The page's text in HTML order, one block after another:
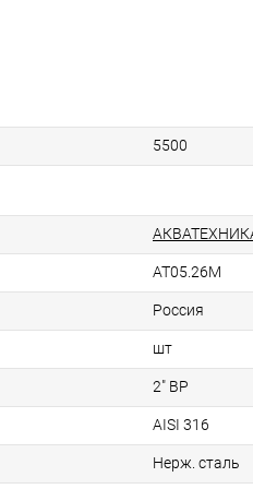
5500
AT05.26M
Россия
шт
2" ВР
AISI 316
Нерж. сталь